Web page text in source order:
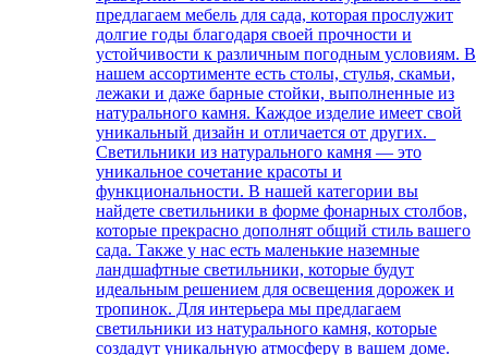
предлагаем мебель для сада, которая прослужит
долгие годы благодаря своей прочности и
устойчивости к различным погодным условиям. В
нашем ассортименте есть столы, стулья, скамьи,
лежаки и даже барные стойки, выполненные из
натурального камня. Каждое изделие имеет свой
уникальный дизайн и отличается от других.
Светильники из натурального камня — это
уникальное сочетание красоты и
функциональности. В нашей категории вы
найдете светильники в форме фонарных столбов,
которые прекрасно дополнят общий стиль вашего
сада. Также у нас есть маленькие наземные
ландшафтные светильники, которые будут
идеальным решением для освещения дорожек и
тропинок. Для интерьера мы предлагаем
светильники из натурального камня, которые
создадут уникальную атмосферу в вашем доме.